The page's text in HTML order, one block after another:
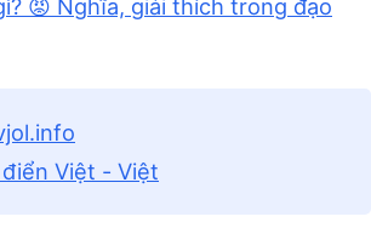
😡 Nghĩa, giải thích trong đạo
Việt - Việt